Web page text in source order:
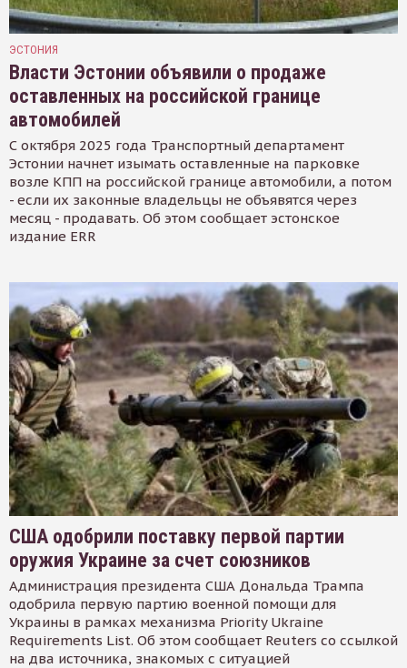
ЭСТОНИЯ
Власти Эстонии объявили о продаже
оставленных на российской границе
автомобилей
С октября 2025 года Транспортный департамент
Эстонии начнет изымать оставленные на парковке
возле КПП на российской границе автомобили, а потом
- если их законные владельцы не объявятся через
месяц - продавать. Об этом сообщает эстонское
издание ERR
США одобрили поставку первой партии
оружия Украине за счет союзников
Администрация президента США Дональда Трампа
одобрила первую партию военной помощи для
Украины в рамках механизма Priority Ukraine
Requirements List. Об этом сообщает Reuters со ссылкой
на два источника, знакомых с ситуацией